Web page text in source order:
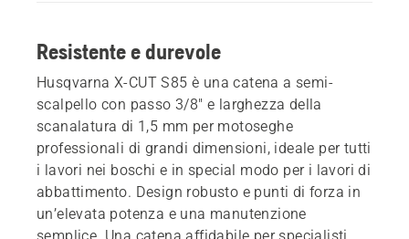
Resistente e durevole
Husqvarna X-CUT S85 è una catena a semi-
scalpello con passo 3/8" e larghezza della
scanalatura di 1,5 mm per motoseghe
professionali di grandi dimensioni, ideale per tutti
i lavori nei boschi e in special modo per i lavori di
abbattimento. Design robusto e punti di forza in
un’elevata potenza e una manutenzione